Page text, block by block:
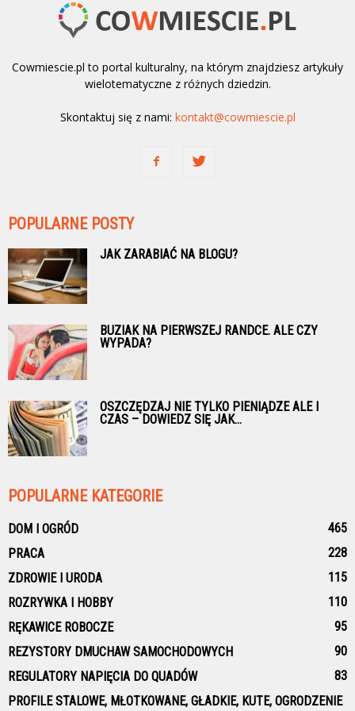
Cowmiescie.pl to portal kulturalny, na którym znajdziesz artykuły
wielotematyczne z różnych dziedzin.
Skontaktuj się z nami: kontakt@cowmiescie.pl
POPULARNE POSTY
JAK ZARABIAĆ NA BLOGU?
BUZIAK NA PIERWSZEJ RANDCE. ALE CZY
WYPADA?
OSZCZĘDZAJ NIE TYLKO PIENIĄDZE ALE I
CZAS – DOWIEDZ SIĘ JAK...
POPULARNE KATEGORIE
DOM I OGRÓD
465
PRACA
228
ZDROWIE I URODA
115
ROZRYWKA I HOBBY
110
RĘKAWICE ROBOCZE
95
REZYSTORY DMUCHAW SAMOCHODOWYCH
90
REGULATORY NAPIĘCIA DO QUADÓW
83
PROFILE STALOWE, MŁOTKOWANE, GŁADKIE, KUTE, OGRODZENIE